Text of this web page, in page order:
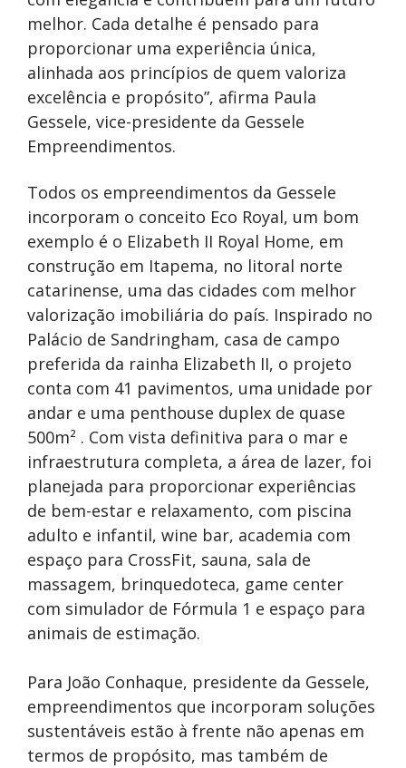
melhor. Cada detalhe é pensado para
proporcionar uma experiência única,
alinhada aos princípios de quem valoriza
excelência e propósito”, afirma Paula
Gessele, vice-presidente da Gessele
Empreendimentos.
Todos os empreendimentos da Gessele
incorporam o conceito Eco Royal, um bom
exemplo é o Elizabeth II Royal Home, em
construção em Itapema, no litoral norte
catarinense, uma das cidades com melhor
valorização imobiliária do país. Inspirado no
Palácio de Sandringham, casa de campo
preferida da rainha Elizabeth II, o projeto
conta com 41 pavimentos, uma unidade por
andar e uma penthouse duplex de quase
500m² . Com vista definitiva para o mar e
infraestrutura completa, a área de lazer, foi
planejada para proporcionar experiências
de bem-estar e relaxamento, com piscina
adulto e infantil, wine bar, academia com
espaço para CrossFit, sauna, sala de
massagem, brinquedoteca, game center
com simulador de Fórmula 1 e espaço para
animais de estimação.
Para João Conhaque, presidente da Gessele,
empreendimentos que incorporam soluções
sustentáveis estão à frente não apenas em
termos de propósito, mas também de